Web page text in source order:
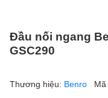
Đầu nối ngang
GSC290
Thương hiệu: Benro